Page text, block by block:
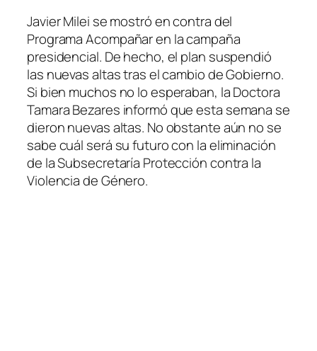
Javier Milei se mostró en contra del
Programa Acompañar en la campaña
presidencial. De hecho, el plan suspendió
las nuevas altas tras el cambio de Gobierno.
Si bien muchos no lo esperaban, la Doctora
Tamara Bezares informó que esta semana se
dieron nuevas altas. No obstante aún no se
sabe cuál será su futuro con la eliminación
de la Subsecretaría Protección contra la
Violencia de Género.